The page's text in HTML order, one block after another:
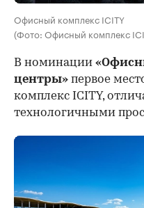
Офисный комплекс ICITY
(Фото: Офисный комплекс
В номинации
центры» первое
комплекс ICITY,
технологичными